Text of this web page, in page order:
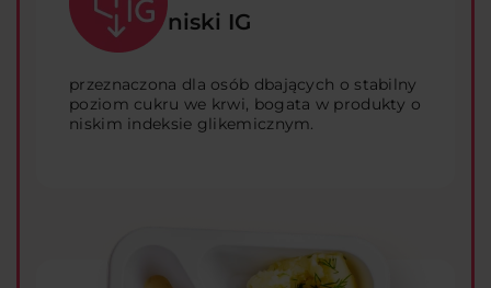
niski IG
przeznaczona dla osób dbających o stabilny
poziom cukru we krwi, bogata w produkty o
niskim indeksie glikemicznym.